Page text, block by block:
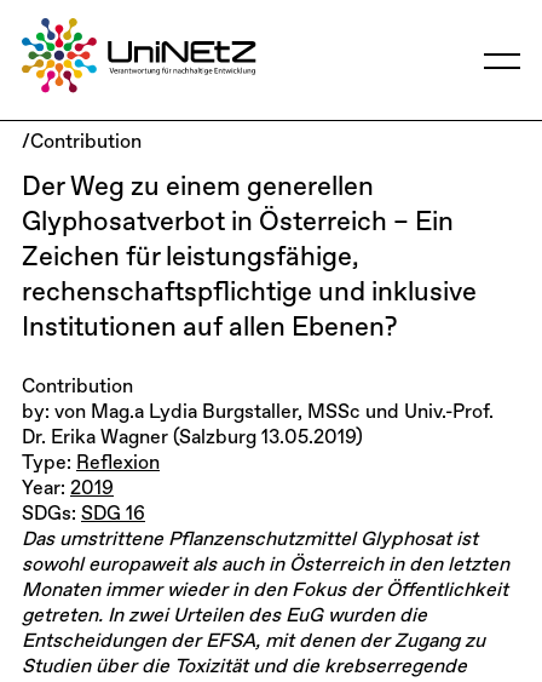
/Contribution
Der Weg zu einem generellen
Glyphosatverbot in Österreich – Ein
Zeichen für leistungsfähige,
rechenschaftspflichtige und inklusive
Institutionen auf allen Ebenen?
Contribution
by: von Mag.a Lydia Burgstaller, MSSc und Univ.-Prof.
Dr. Erika Wagner (Salzburg 13.05.2019)
Type: Reflexion
Year: 2019
SDGs: SDG 16
Das umstrittene Pflanzenschutzmittel Glyphosat ist
sowohl europaweit als auch in Österreich in den letzten
Monaten immer wieder in den Fokus der Öffentlichkeit
getreten. In zwei Urteilen des EuG wurden die
Entscheidungen der EFSA, mit denen der Zugang zu
Studien über die Toxizität und die krebserregende